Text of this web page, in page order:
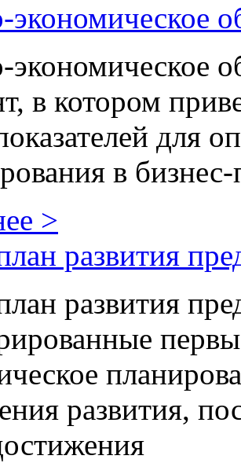
экономическое
экономическое
в котором
для
в бизнес-
>
развития
развития
развития,